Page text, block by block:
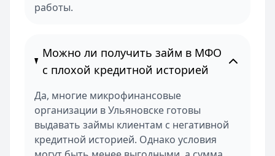
работы.
Можно ли получить займ в МФО
с плохой кредитной историей
Да, многие микрофинансовые
организации в Ульяновске готовы
выдавать займы клиентам с негативной
кредитной историей. Однако условия